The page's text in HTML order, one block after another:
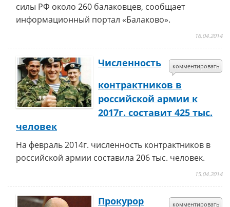
силы РФ около 260 балаковцев, сообщает
информационный портал «Балаково».
16.04.2014
комментировать
Численность
контрактников в
российской армии к
2017г. составит 425 тыс.
человек
На февраль 2014г. численность контрактников в
российской армии составила 206 тыс. человек.
15.04.2014
комментировать
Прокурор